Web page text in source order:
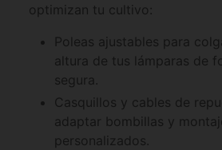
optimizan tu cultivo:
Poleas ajustables para
altura de tus lámparas de
segura.
Casquillos y cables de
adaptar bombillas y
personalizados.